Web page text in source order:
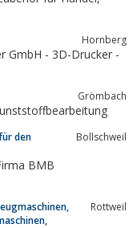
Hornberg
GmbH - 3D-Drucker -
Grömbach
den
Bollschweil
Rottweil